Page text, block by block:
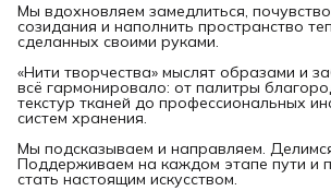
Мы вдохновляем замедлиться,
созидания и наполнить пространство
сделанных своими руками.
«Нити творчества» мыслят образами и
всё гармонировало: от палитры
текстур тканей до профессиональных
систем хранения.
Мы подсказываем и направляем.
Поддерживаем на каждом этапе пути и
стать настоящим искусством.